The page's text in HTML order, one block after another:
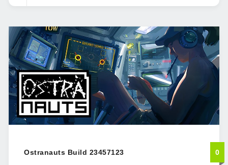
Ostranauts Build 23457123 0